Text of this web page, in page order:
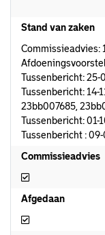
Stand van zaken
Commissieadvies:
Tussenbericht:
Tussenbericht: 14-
23bb007685,
Tussenbericht: 01-
Tussenbericht :
Commissieadvies
Commissieadvies
Afgedaan
Afgedaan